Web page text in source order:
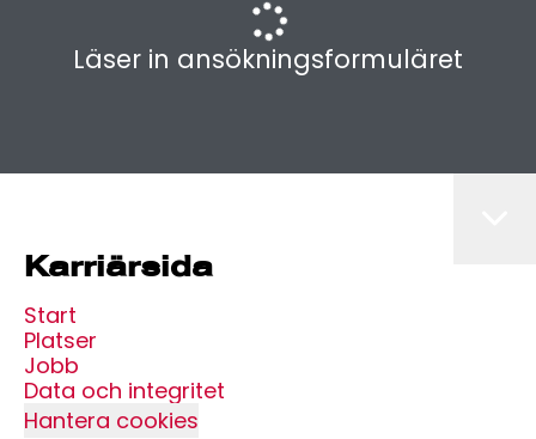
Läser in ansökningsformuläret
Karriärsida
Start
Platser
Jobb
Data och integritet
Hantera cookies